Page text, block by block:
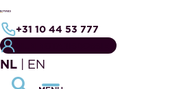
+31 10 44 53 777
NL | EN